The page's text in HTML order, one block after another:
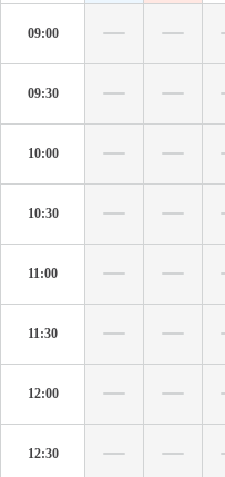
09:00
09:30
10:00
10:30
11:00
11:30
12:00
12:30